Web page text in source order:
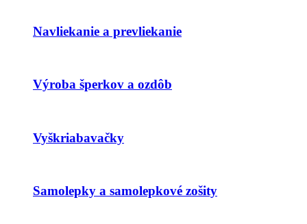
Navliekanie a prevliekanie
Výroba šperkov a ozdôb
Vyškriabavačky
Samolepky a samolepkové zošity